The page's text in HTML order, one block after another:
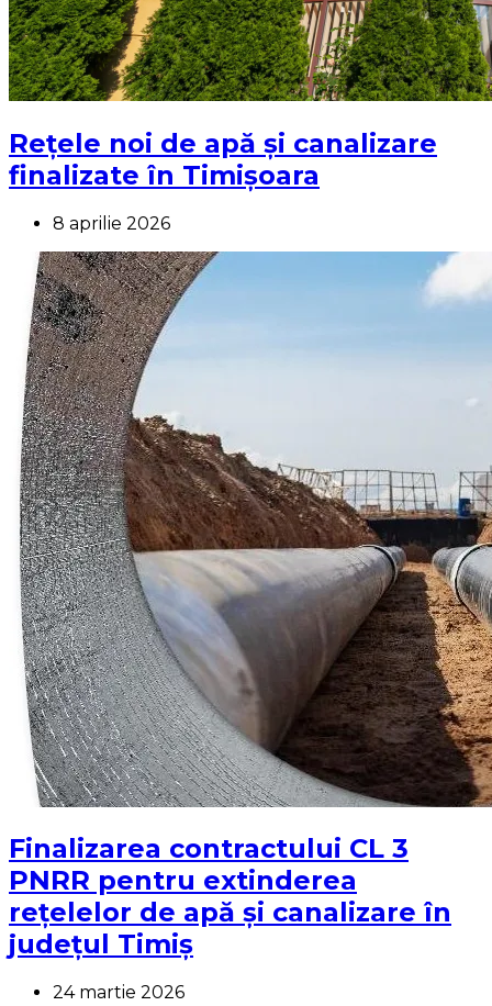
Rețele noi de apă și canalizare
finalizate în Timișoara
8 aprilie 2026
Finalizarea contractului CL 3
PNRR pentru extinderea
rețelelor de apă și canalizare în
județul Timiș
24 martie 2026